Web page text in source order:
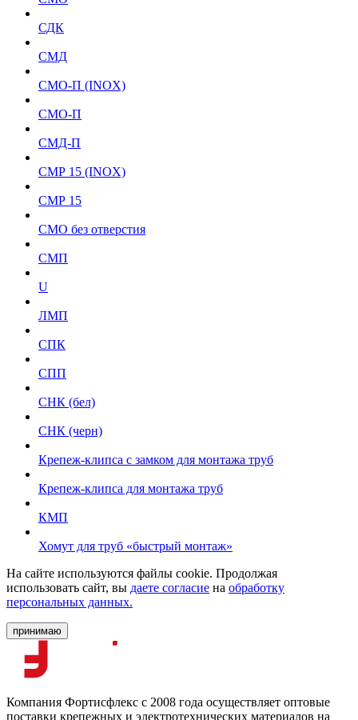
СДК
СМД
СМО-П (INOX)
СМО-П
СМД-П
СМР 15 (INOX)
СМР 15
СМО без отверстия
СМП
U
ЛМП
СПК
СПП
СНК (бел)
СНК (черн)
Крепеж-клипса с замком для монтажа труб
Крепеж-клипса для монтажа труб
КМП
Хомут для труб «быстрый монтаж»
На сайте используются файлы cookie. Продолжая
использовать сайт, вы даете согласие на обработку
персональных данных.
принимаю
Компания Фортисфлекс с 2008 года осуществляет оптовые
поставки крепежных и электротехнических материалов на